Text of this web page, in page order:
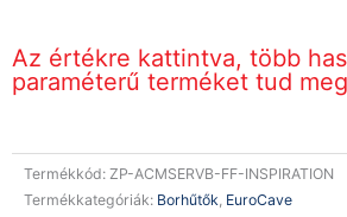
Az értékre kattintva, több
paraméterű terméket tud
Termékkód: ZP-ACMSERVB-FF-INSPIRATION
Termékkategóriák: Borhűtők, EuroCave